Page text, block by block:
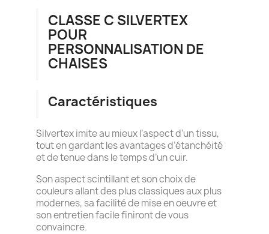
CLASSE C SILVERTEX
POUR
PERSONNALISATION DE
CHAISES
Caractéristiques
Silvertex imite au mieux l’aspect d’un tissu,
tout en gardant les avantages d’étanchéité
et de tenue dans le temps d’un cuir.
Son aspect scintillant et son choix de
couleurs allant des plus classiques aux plus
modernes, sa facilité de mise en oeuvre et
son entretien facile finiront de vous
convaincre.